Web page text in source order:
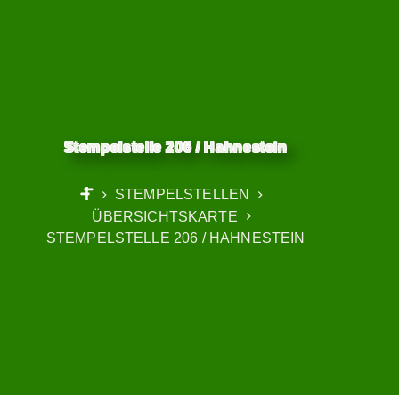
Stempelstelle 206 / Hahnestein
START
STEMPELSTELLEN
ÜBERSICHTSKARTE
STEMPELSTELLE 206 / HAHNESTEIN